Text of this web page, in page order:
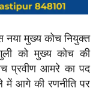
नया मुख्य कोच नियुक्त
को मुख्य कोच की
प्रवीण आमरे का पद
में आगे की रणनीति पर